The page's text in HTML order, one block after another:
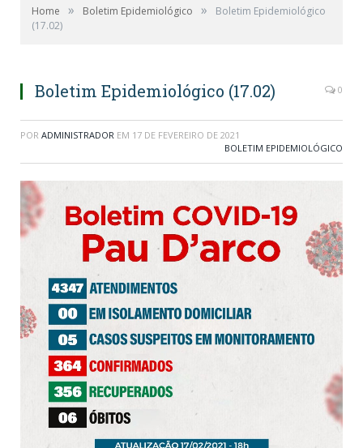
Home » Boletim Epidemiológico »
Boletim Epidemiológico
(17.02)
Boletim Epidemiológico (17.02) 0
POR ADMINISTRADOR EM 17 DE FEVEREIRO DE 2021
BOLETIM EPIDEMIOLÓGICO